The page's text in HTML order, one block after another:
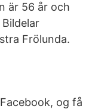
är 56 år och
Frölunda.
og få